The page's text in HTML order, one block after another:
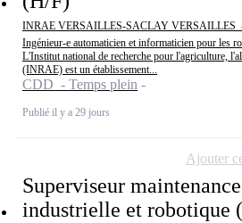
INRAE VERSAILLES-SACLAY VERSAILLES
Ingénieur-e automaticien et informaticien pour les
L'Institut national de recherche pour l'agriculture,
(INRAE) est un établissement...
CDD - Temps plein
Publié il y a 29 jours
Superviseur maintenance
industrielle et robotique
Ajouter